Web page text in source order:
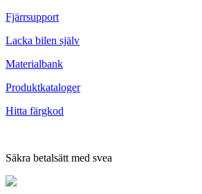
Fjärrsupport
Lacka bilen själv
Materialbank
Produktkataloger
Hitta färgkod
Säkra betalsätt med svea